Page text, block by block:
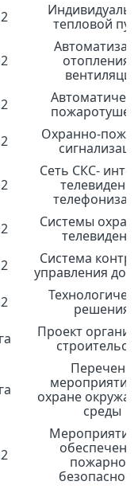
тепловой
отопления
Охранно-
Сеть СКС-
Системы
Система
управления
решения
Проект
Перечень
охране
среды
пожарной